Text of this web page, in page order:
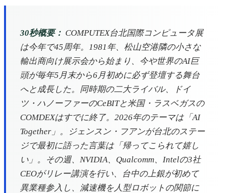
30秒概要： COMPUTEX台北国際コンピュータ展
は今年で45周年。1981年、松山空港隣の小さな
輸出商向け展示会から始まり、今や世界のAI巨
頭が毎年5月末から6月初めに必ず登壇する舞台
へと成長した。同時期の二大ライバル、ドイ
ツ・ハノーファーのCeBITと米国・ラスベガスの
COMDEXはすでに終了。2026年のテーマは「AI
Together」。ジェンスン・フアンが台北のステー
ジで最初に語った言葉は「帰ってこられて嬉し
い」。その週、NVIDIA、Qualcomm、Intelの3社
CEOがリレー講演を行い、台中の上銀が初めて
異業種参入し、減速機を人型ロボットの関節に